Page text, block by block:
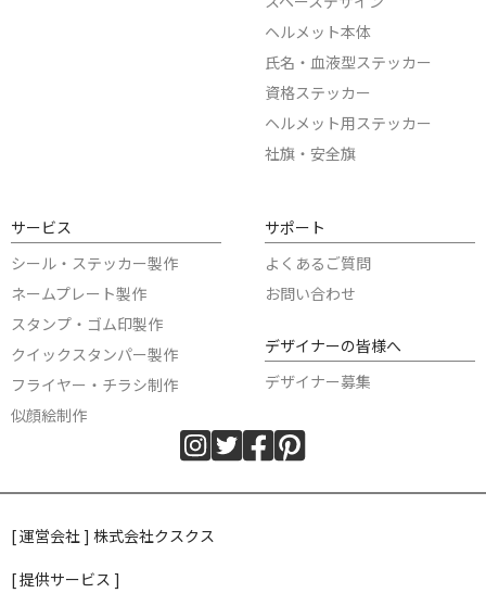
ヘルメット本体
氏名・血液型ステッカー
資格ステッカー
ヘルメット用ステッカー
社旗・安全旗
サービス
シール・ステッカー製作
ネームプレート製作
スタンプ・ゴム印製作
クイックスタンパー製作
フライヤー・チラシ制作
似顔絵制作
サポート
よくあるご質問
お問い合わせ
デザイナーの皆様へ
デザイナー募集
[ 運営会社 ] 株式会社クスクス
[ 提供サービス ]